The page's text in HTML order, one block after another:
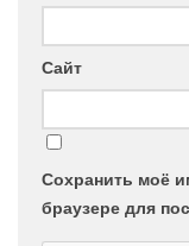
Сайт
Сохранить моё
браузере для